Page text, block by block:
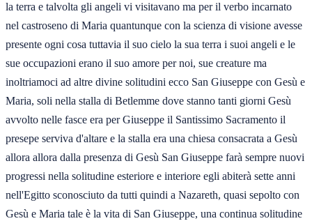
la terra e talvolta gli angeli vi visitavano ma per il verbo incarnato
nel castroseno di Maria quantunque con la scienza di visione avesse
presente ogni cosa tuttavia il suo cielo la sua terra i suoi angeli e le
sue occupazioni erano il suo amore per noi, sue creature ma
inoltriamoci ad altre divine solitudini ecco San Giuseppe con Gesù e
Maria, soli nella stalla di Betlemme dove stanno tanti giorni Gesù
avvolto nelle fasce era per Giuseppe il Santissimo Sacramento il
presepe serviva d'altare e la stalla era una chiesa consacrata a Gesù
allora allora dalla presenza di Gesù San Giuseppe farà sempre nuovi
progressi nella solitudine esteriore e interiore egli abiterà sette anni
nell'Egitto sconosciuto da tutti quindi a Nazareth, quasi sepolto con
Gesù e Maria tale è la vita di San Giuseppe, una continua solitudine